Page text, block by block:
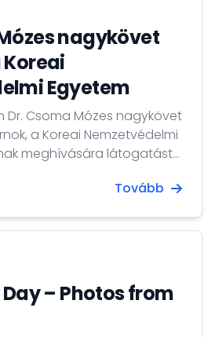
nagykövet
Egyetem
Dr. Csoma Mózes nagykövet
a Koreai Nemzetvédelmi
meghívására látogatást
tartott Magyarország
Tovább
– Photos from